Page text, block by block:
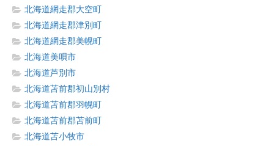
北海道網走郡大空町
北海道網走郡津別町
北海道網走郡美幌町
北海道美唄市
北海道芦別市
北海道苫前郡初山別村
北海道苫前郡羽幌町
北海道苫前郡苫前町
北海道苫小牧市